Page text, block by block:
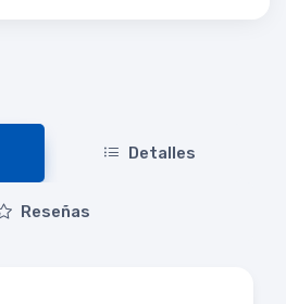
Detalles
Reseñas